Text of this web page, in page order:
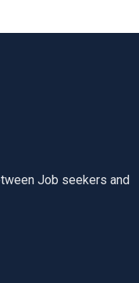
Job seekers and